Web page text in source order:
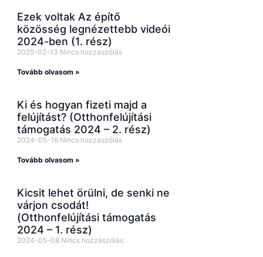
Ezek voltak Az építő
közösség legnézettebb videói
2024-ben (1. rész)
2025-02-13 Nincs hozzászólás
Tovább olvasom »
Ki és hogyan fizeti majd a
felújítást? (Otthonfelújítási
támogatás 2024 – 2. rész)
2024-05-16 Nincs hozzászólás
Tovább olvasom »
Kicsit lehet örülni, de senki ne
várjon csodát!
(Otthonfelújítási támogatás
2024 – 1. rész)
2024-05-08 Nincs hozzászólás